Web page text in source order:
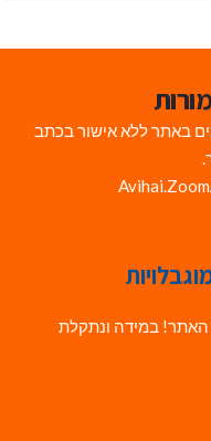
באתר ללא אישור בכתב
במידה ונתקלת